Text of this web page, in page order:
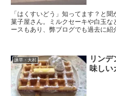
「はくすいどう」知ってます？と
菓子屋さん。ミルクセーキや白玉
ースもあり、弊ブログでも過去に紹
手と会話がかみ合わない。思案橋
諫早・大村
リン
味しい